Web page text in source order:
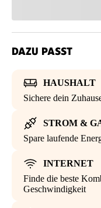
DAZU PASST
HAUSHALT
Sichere dein
STROM &
Spare laufende
INTERNET
Finde die beste
Geschwindigkeit